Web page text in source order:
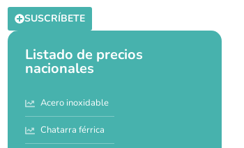
SUSCRÍBETE
Listado de precios
nacionales
Acero inoxidable
Chatarra férrica